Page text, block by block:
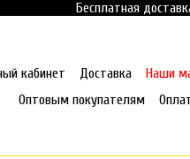
Бесплатная
кабинет Доставка Наши
Оптовым покупателям